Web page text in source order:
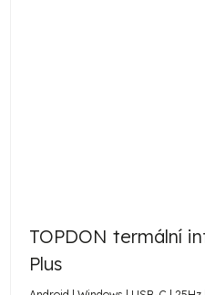
TOPDON termální
Plus